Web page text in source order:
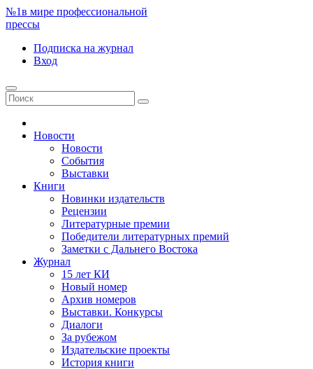
№1в мире профессиональной
прессы
Подписка на журнал
Вход
Новости
Новости
События
Выставки
Книги
Новинки издательств
Рецензии
Литературные премии
Победители литературных премий
Заметки с Дальнего Востока
Журнал
15 лет КИ
Новый номер
Архив номеров
Выставки. Конкурсы
Диалоги
За рубежом
Издательские проекты
История книги